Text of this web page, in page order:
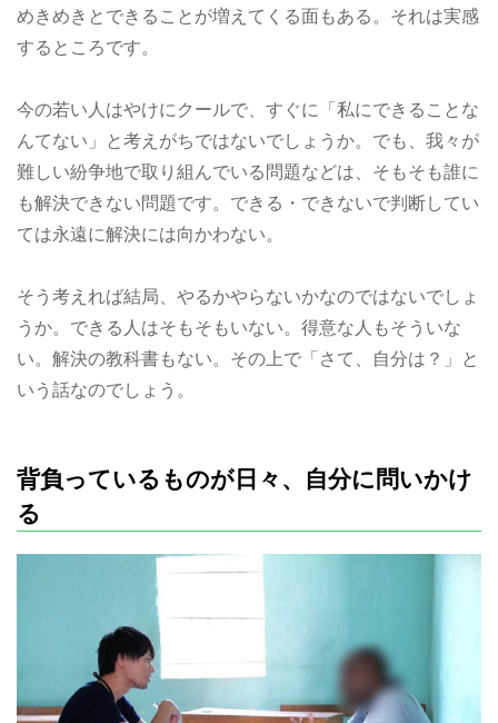
めきめきとできることが増えてくる面もある。それは実感
するところです。
今の若い人はやけにクールで、すぐに「私にできることな
んてない」と考えがちではないでしょうか。でも、我々が
難しい紛争地で取り組んでいる問題などは、そもそも誰に
も解決できない問題です。できる・できないで判断してい
ては永遠に解決には向かわない。
そう考えれば結局、やるかやらないかなのではないでしょ
うか。できる人はそもそもいない。得意な人もそういな
い。解決の教科書もない。その上で「さて、自分は？」と
いう話なのでしょう。
背負っているものが日々、自分に問いかけ
る